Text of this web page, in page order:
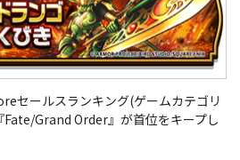
セールスランキング(ゲームカテゴリ
Fate/Grand Order』が首位をキープし